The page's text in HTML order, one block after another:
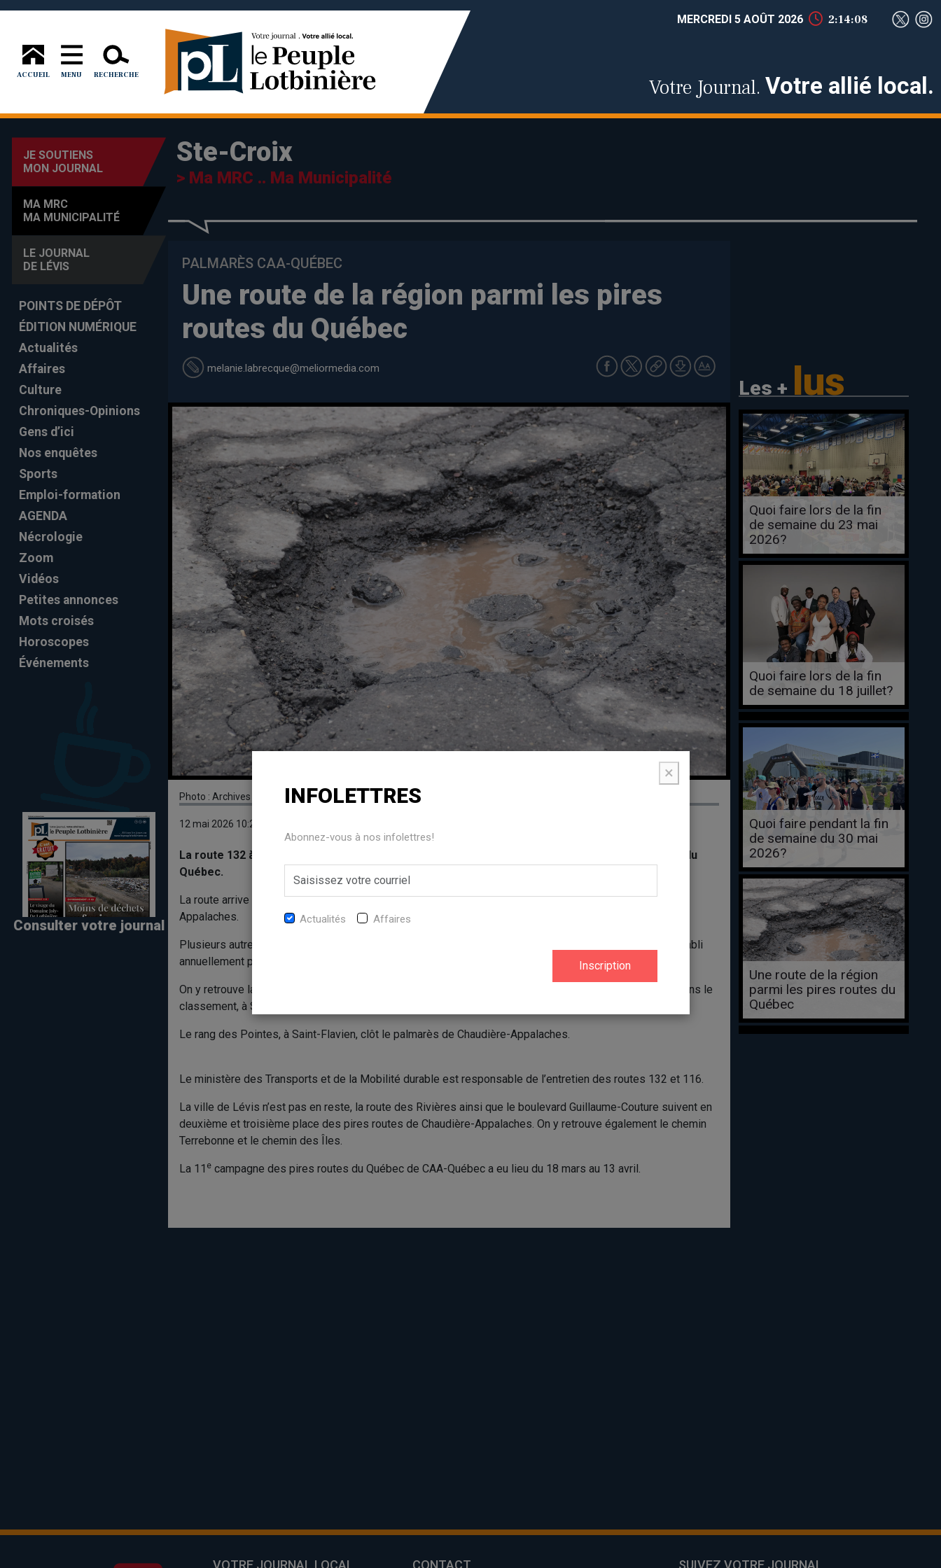
ACCUEIL MENU RECHERCHE
MERCREDI 5 AOÛT 2026 2:14:09
Votre Journal. Votre allié local.
JE SOUTIENS
MON JOURNAL
MA MRC
MA MUNICIPALITÉ
LE JOURNAL
DE LÉVIS
POINTS DE DÉPÔT
ÉDITION NUMÉRIQUE
Actualités
Affaires
Culture
Chroniques-Opinions
Gens d’ici
Nos enquêtes
Sports
Emploi-formation
AGENDA
Nécrologie
Zoom
Vidéos
Petites annonces
Mots croisés
Horoscopes
Événements
Consulter votre journal
Ste-Croix
> Ma MRC .. Ma Municipalité
PALMARÈS CAA-QUÉBEC
Une route de la région parmi les pires
routes du Québec
melanie.labrecque@meliormedia.com
Les + lus
Photo : Archives
12 mai 2026 10:24
La route 132 à Sainte-Croix (rue Principale) s’est classée dans le palmarès des 10 pires routes du
Québec.
La route arrive au 10
rang provincial et occupe le premier rang du palmarès régional de Chaudière-
Appalaches.
Plusieurs autres routes de la MRC de Lotbinière se sont également taillé une place dans le palmarès établi
annuellement par CAA-Québec.
On y retrouve la route 116 (rue Principale), à Saint-Agapit, cette même route revient une seconde fois, dans le
classement, à Saint-Gilles, le boulevard Laurier, à Laurier-Station.
Le rang des Pointes, à Saint-Flavien, clôt le palmarès de Chaudière-Appalaches.
Le ministère des Transports et de la Mobilité durable est responsable de l’entretien des routes 132 et 116.
La ville de Lévis n’est pas en reste, la route des Rivières ainsi que le boulevard Guillaume-Couture suivent en
deuxième et troisième place des pires routes de Chaudière-Appalaches. On y retrouve également le chemin
Terrebonne et le chemin des Îles.
La 11 e campagne des pires routes du Québec de CAA-Québec a eu lieu du 18 mars au 13 avril.
Quoi faire lors de la fin
de semaine du 23 mai
2026?
Quoi faire lors de la fin
de semaine du 18 juillet?
Quoi faire pendant la fin
de semaine du 30 mai
2026?
Une route de la région
parmi les pires routes du
Québec
INFOLETTRES
×
Abonnez-vous à nos infolettres!
Actualités Affaires